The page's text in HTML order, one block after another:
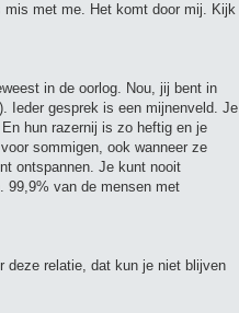
mis met me. Het komt door mij. Kijk
in de oorlog. Nou, jij bent in
Ieder gesprek is een mijnenveld. Je
hun razernij is zo heftig en je
sommigen, ook wanneer ze
ontspannen. Je kunt nooit
99,9% van de mensen met
deze relatie, dat kun je niet blijven